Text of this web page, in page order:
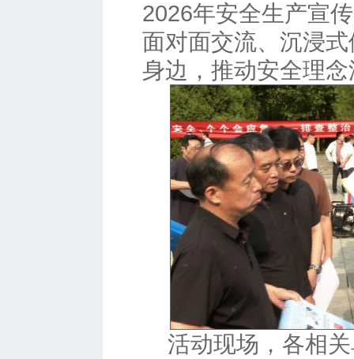
2026年安全生产宣
面对面交流、沉浸
身边，推动安全理
活动现场，各相